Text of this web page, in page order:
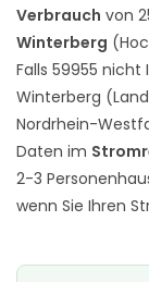
Verbrauch von
Winterberg
Falls 59955 nicht
Winterberg
Nordrhein-
Daten im
2-3
wenn Sie Ihren